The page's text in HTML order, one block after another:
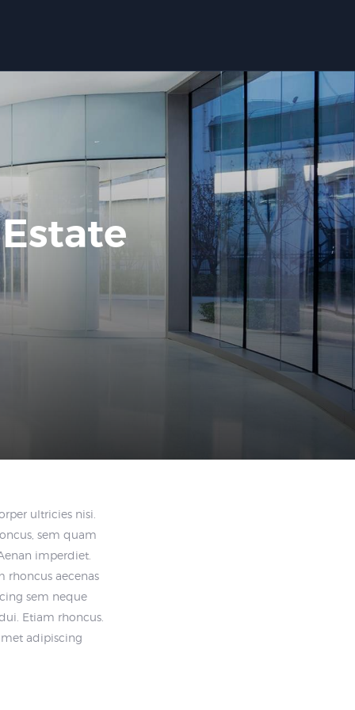
ultricies nisi.
sem quam
imperdiet.
rhoncus aecenas
sem neque
Etiam rhoncus.
adipiscing